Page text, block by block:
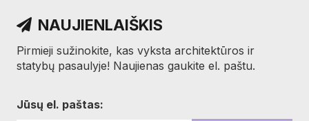
NAUJIENLAIŠKIS
Pirmieji sužinokite, kas vyksta architektūros ir
statybų pasaulyje! Naujienas gaukite el. paštu.
Jūsų el. paštas: